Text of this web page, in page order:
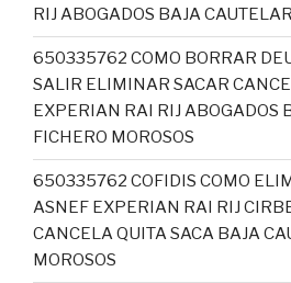
RIJ ABOGADOS BAJA
650335762 COMO BORRAR
SALIR ELIMINAR SACAR
EXPERIAN RAI RIJ ABOGADOS
FICHERO MOROSOS
650335762 COFIDIS COMO
ASNEF EXPERIAN RAI RIJ
CANCELA QUITA SACA BAJA
MOROSOS